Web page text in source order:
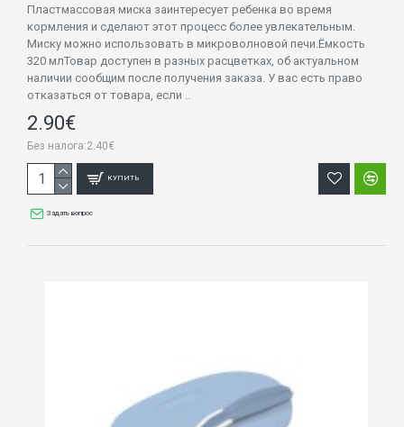
Пластмассовая миска заинтересует ребенка во время
кормления и сделают этот процесс более увлекательным.
Миску можно использовать в микроволновой печи.Ёмкость
320 млТовар доступен в разных расцветках, об актуальном
наличии сообщим после получения заказа. У вас есть право
отказаться от товара, если ..
2.90€
Без налога:2.40€
КУПИТЬ
Задать вопрос